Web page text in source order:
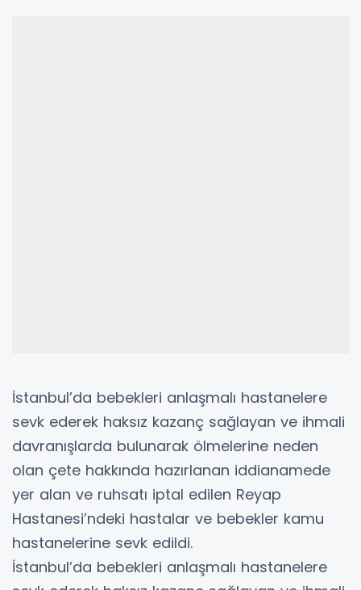
İstanbul’da bebekleri anlaşmalı hastanelere
sevk ederek haksız kazanç sağlayan ve ihmali
davranışlarda bulunarak ölmelerine neden
olan çete hakkında hazırlanan iddianamede
yer alan ve ruhsatı iptal edilen Reyap
Hastanesi’ndeki hastalar ve bebekler kamu
hastanelerine sevk edildi.
İstanbul’da bebekleri anlaşmalı hastanelere